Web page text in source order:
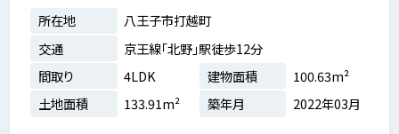
所在地
八王子市打越町
交通
京王線「北野」駅徒歩12分
間取り
4LDK 建物面積
100.63m²
土地面積
133.91m² 築年月 2022年03月